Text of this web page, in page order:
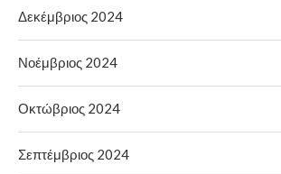
Δεκέμβριος 2024
Νοέμβριος 2024
Οκτώβριος 2024
Σεπτέμβριος 2024